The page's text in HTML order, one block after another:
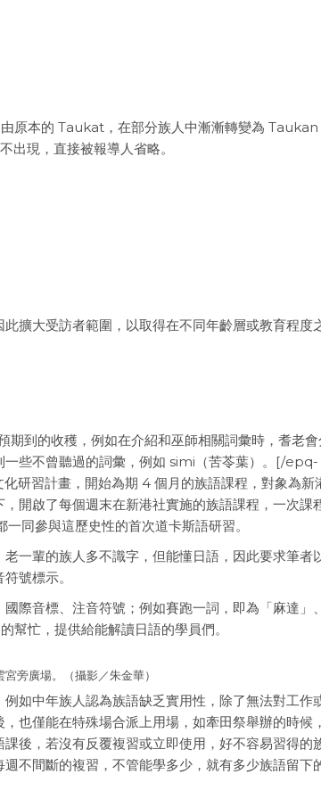
原本的 Taukat，在部分族人中漸漸轉變為 Taukan
出現，直接被報導人省略。
擴大受訪者範圍，以取得在不同年齡層或教育程度
到的收穫，例如在介紹和巫師相關詞彙時，耆老會
一些不曾聽過的詞彙，例如 simi（苦苓葉）。[/epq-
研習計畫，開始為期 4 個月的族語課程，對象為新
開啟了每個週末在新港社實施的族語課程，一次課
同參與這歷史性的首次道卡斯語研習。
一輩的族人多不識字，但能懂日語，因此要求筆者
號標示。
際音標、注音符號；例如賽跑一詞，即為「麻達」、
幫忙，提供給能解讀日語的學員們。
旁廣場。（攝影／朱金華）
如中年族人認為族語缺乏實用性，除了無法對工作
也僅能在特殊場合派上用場，如牽田祭舉辦的時候
後，若沒有反覆複習或立即使用，好不容易習得的
不間斷的複習，不管能學多少，就有多少族語留下